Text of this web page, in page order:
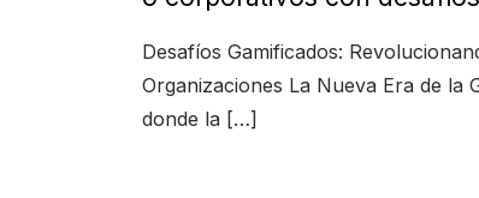
Desafíos Gamificados:
Organizaciones La Nueva Era de la
donde la […]